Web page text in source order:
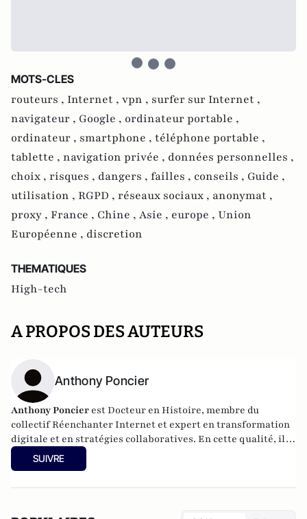
MOTS-CLES
routeurs , Internet , vpn , surfer sur Internet ,
navigateur , Google , ordinateur portable ,
ordinateur , smartphone , téléphone portable ,
tablette , navigation privée , données personnelles ,
choix , risques , dangers , failles , conseils , Guide ,
utilisation , RGPD , réseaux sociaux , anonymat ,
proxy , France , Chine , Asie , europe , Union
Européenne , discretion
THEMATIQUES
High-tech
A PROPOS DES AUTEURS
Anthony Poncier
Anthony Poncier est Docteur en Histoire, membre du
collectif Réenchanter Internet et expert en transformation
digitale et en stratégies collaboratives. En cette qualité, il
accompagne les entreprises dans la conception de leurs
stratégies médias sociaux, ainsi que dans la création de
SUIVRE